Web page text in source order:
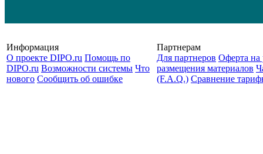
Информация
О проекте DIPO.ru Помощь по
DIPO.ru Возможности системы Что
нового Сообщить об ошибке
Партнерам
Для партнеров Оферта на
размещения материалов
(F.A.Q.) Cравнение